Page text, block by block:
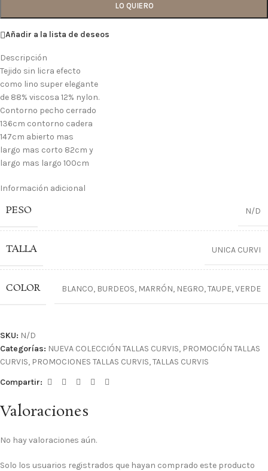
LO QUIERO
Añadir a la lista de deseos
Descripción
Tejido sin licra efecto
como lino super elegante
de 88% viscosa 12% nylon.
Contorno pecho cerrado
136cm contorno cadera
147cm abierto mas
largo mas corto 82cm y
largo mas largo 100cm
Información adicional
PESO N/D
TALLA UNICA CURVI
COLOR BLANCO, BURDEOS, MARRÓN, NEGRO,TAUPE,VERDE
SKU: N/D
Categorías: NUEVA COLECCIÓN TALLAS CURVIS, PROMOCIÓN TALLAS
CURVIS, PROMOCIONES TALLAS CURVIS,TALLAS CURVIS
Compartir:
Valoraciones
No hay valoraciones aún.
Solo los usuarios registrados que hayan comprado este producto